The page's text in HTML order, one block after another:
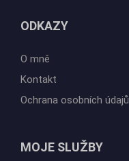
ODKAZY
O mně
Kontakt
Ochrana osobních údajů
MOJE SLUŽBY